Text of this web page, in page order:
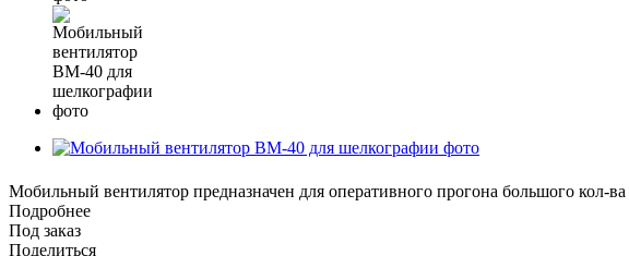
Мобильный вентилятор предназначен для оперативного прогона большого кол-ва
Подробнее
Под заказ
Поделиться